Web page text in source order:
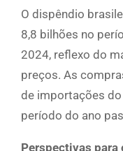
O dispêndio
8,8 bilhões no
2024, reflexo do
preços. As
de importações do
período do ano
Perspectivas para